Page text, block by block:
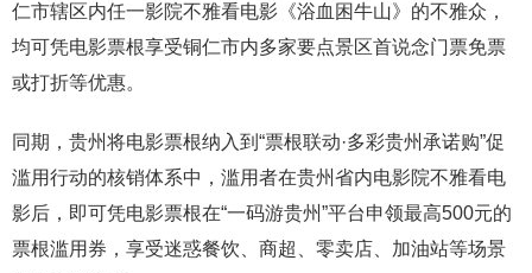
仁市辖区内任一影院不雅看电影《浴血困牛山》的不雅众，
均可凭电影票根享受铜仁市内多家要点景区首说念门票免票
或打折等优惠。
同期，贵州将电影票根纳入到“票根联动·多彩贵州承诺购”促
滥用行动的核销体系中，滥用者在贵州省内电影院不雅看电
影后，即可凭电影票根在“一码游贵州”平台申领最高500元的
票根滥用券，享受迷惑餐饮、商超、零卖店、加油站等场景